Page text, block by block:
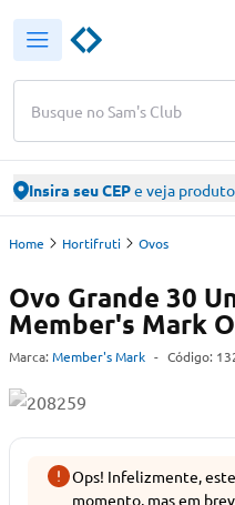
Busque no Sam's Club
Insira seu CEPe veja
Home Hortifruti Ovos
Ovo Grande 30
Member's Mark
Marca: Member's Mark - Código:
Ops! Infelizmente,
momento, mas em